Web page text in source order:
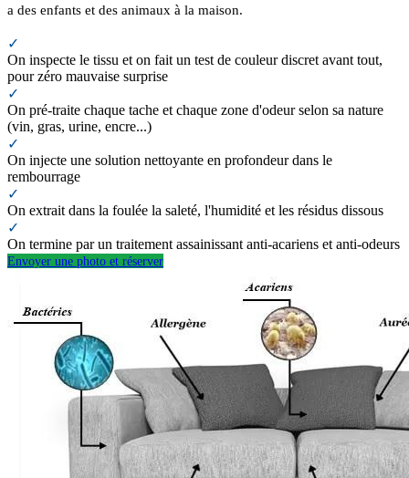
a des enfants et des animaux à la maison.
✓
On inspecte le tissu et on fait un test de couleur discret avant tout,
pour zéro mauvaise surprise
✓
On pré-traite chaque tache et chaque zone d'odeur selon sa nature
(vin, gras, urine, encre...)
✓
On injecte une solution nettoyante en profondeur dans le
rembourrage
✓
On extrait dans la foulée la saleté, l'humidité et les résidus dissous
✓
On termine par un traitement assainissant anti-acariens et anti-odeurs
Envoyer une photo et réserver